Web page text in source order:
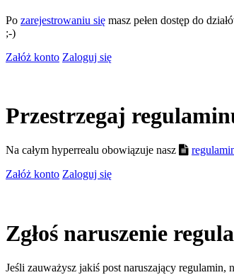
Po zarejestrowaniu się masz pełen dostęp do
;-)
Załóż konto Zaloguj się
Przestrzegaj
Na całym hyperrealu obowiązuje nasz
Załóż konto Zaloguj się
Zgłoś naruszenie
Jeśli zauważysz jakiś post naruszający